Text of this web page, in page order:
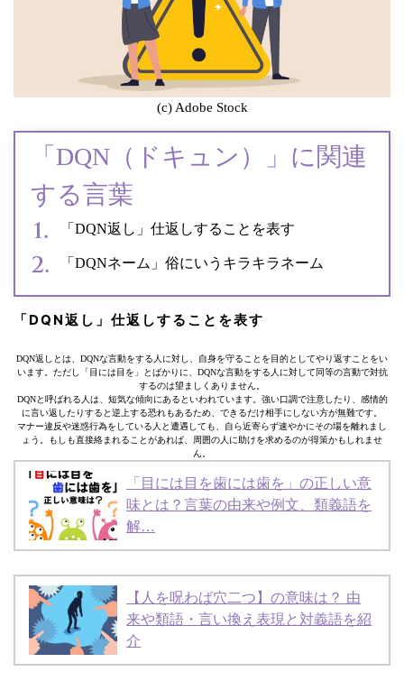
(c) Adobe Stock
「DQN（ドキュン）」に関連
する言葉
「DQN返し」仕返しすることを表す
「DQNネーム」俗にいうキラキラネーム
「DQN返し」仕返しすることを表す
DQN返しとは、DQNな言動をする人に対し、自身を守ることを目的としてやり返すことをい
います。ただし「目には目を」とばかりに、DQNな言動をする人に対して同等の言動で対抗
するのは望ましくありません。
DQNと呼ばれる人は、短気な傾向にあるといわれています。強い口調で注意したり、感情的
に言い返したりすると逆上する恐れもあるため、できるだけ相手にしない方が無難です。
マナー違反や迷惑行為をしている人と遭遇しても、自ら近寄らず速やかにその場を離れまし
ょう。もしも直接絡まれることがあれば、周囲の人に助けを求めるのが得策かもしれませ
ん。
「目には目を歯には歯を」の正しい意
味とは？言葉の由来や例文、類義語を
解…
【人を呪わば穴二つ】の意味は？ 由
来や類語・言い換え表現と対義語を紹
介